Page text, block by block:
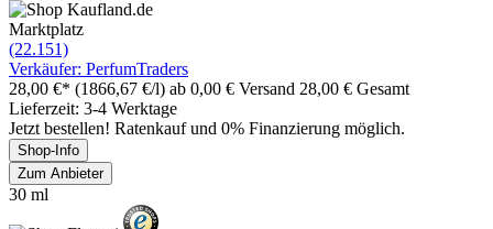
Marktplatz
(22.151)
Verkäufer: PerfumTraders
28,00 €* (1866,67 €/l) ab 0,00 € Versand 28,00 € Gesamt
Lieferzeit: 3-4 Werktage
Jetzt bestellen! Ratenkauf und 0% Finanzierung möglich.
Shop-Info
Zum Anbieter
30 ml